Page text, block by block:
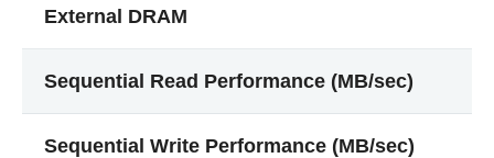
External DRAM
Sequential Read Performance (MB/sec)
Sequential Write Performance (MB/sec)